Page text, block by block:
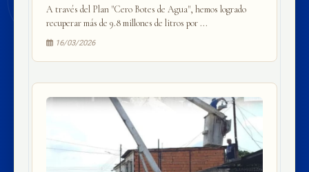
A través del Plan "Cero Botes de Agua", hemos logrado
recuperar más de 9.8 millones de litros por ...
16/03/2026